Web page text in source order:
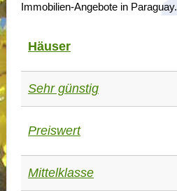
Immobilien-Angebote in Paraguay.
Häuser
Sehr günstig
Preiswert
Mittelklasse